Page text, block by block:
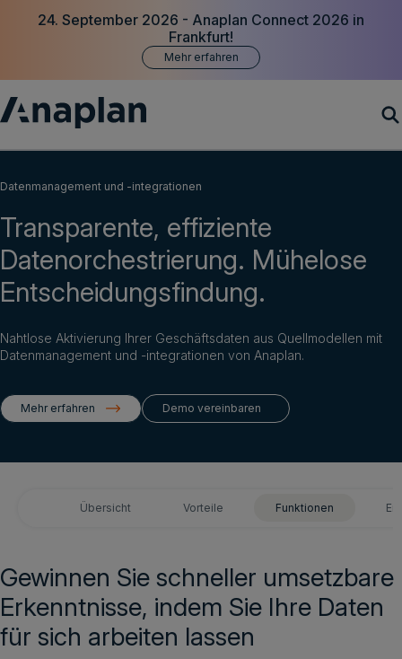
24. September 2026 - Anaplan Connect 2026 in
Frankfurt!
Mehr erfahren
Customer Success
Ressourcen
Login
Demo vereinbaren Deutsch
Datenmanagement und -integrationen
Transparente, effiziente
Datenorchestrierung. Mühelose
Entscheidungsfindung.
Nahtlose Aktivierung Ihrer Geschäftsdaten aus Quellmodellen mit
Datenmanagement und -integrationen von Anaplan.
Mehr erfahren Demo vereinbaren
Übersicht Vorteile Funktionen
Gewinnen Sie schneller umsetzbare
Erkenntnisse, indem Sie Ihre Daten
für sich arbeiten lassen